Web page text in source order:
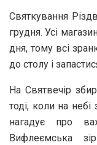
Святкування
грудня. Усі
дня, тому всі
до столу і
На Святвечір
тоді, коли на небі
нагадує про
Вифлеємська